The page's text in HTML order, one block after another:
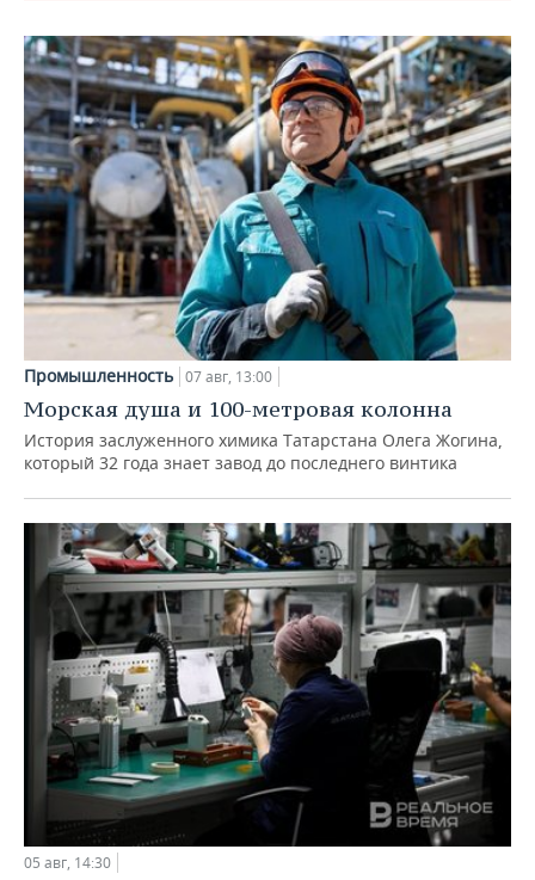
Промышленность 07 авг, 13:00
Морская душа и 100-метровая колонна
История заслуженного химика Татарстана Олега Жогина,
который 32 года знает завод до последнего винтика
05 авг, 14:30